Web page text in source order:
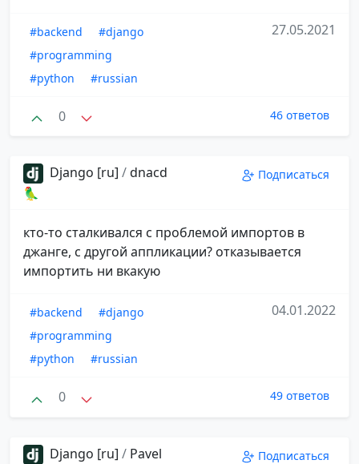
#backend
#django
#programming
#python
#russian
27.05.2021
0 46 ответов
Django [ru] /dnacd
🦜
Подписаться
кто-то сталкивался с проблемой импортов в
джанге, с другой аппликации? отказывается
импортить ни вкакую
#backend
#django
#programming
#python
#russian
04.01.2022
0 49 ответов
Django [ru] / Pavel
Подписаться